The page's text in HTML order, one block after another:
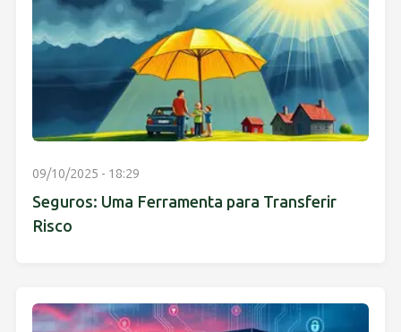
09/10/2025 - 18:29
Seguros: Uma Ferramenta para Transferir
Risco